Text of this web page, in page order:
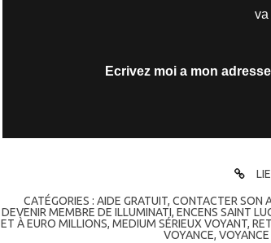
va
Ecrivez moi a mon
CATÉGORIES : AIDE GRATUIT, CONTACTER SON
DEVENIR MEMBRE DE ILLUMINATI, ENCENS SAINT
ET À EURO MILLIONS,MEDIUM SÉRIEUX VOYANT,
VOYANCE,VOYANCE